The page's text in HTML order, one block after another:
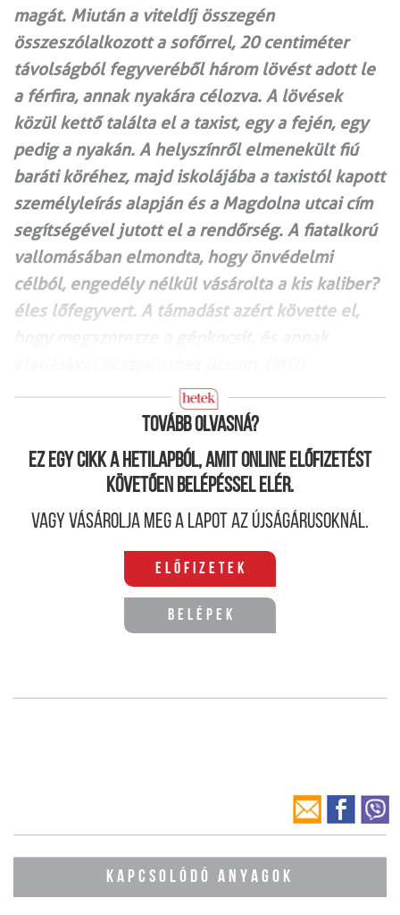
magát. Miután a viteldíj összegén
összeszólalkozott a sofőrrel, 20 centiméter
távolságból fegyveréből három lövést adott le
a férfira, annak nyakára célozva. A lövések
közül kettő találta el a taxist, egy a fején, egy
pedig a nyakán. A helyszínről elmenekült fiú
baráti köréhez, majd iskolájába a taxistól kapott
személyleírás alapján és a Magdolna utcai cím
segítségével jutott el a rendőrség. A fiatalkorú
vallomásában elmondta, hogy önvédelmi
célból, engedély nélkül vásárolta a kis kaliber?
éles lőfegyvert. A támadást azért követte el,
Tovább olvasná?
Ez egy cikk a hetilapból, amit online előfizetést
követően belépéssel elér.
Vagy vásárolja meg a lapot az újságárusoknál.
Előfizetek
Belépek
KAPCSOLÓDÓ ANYAGOK